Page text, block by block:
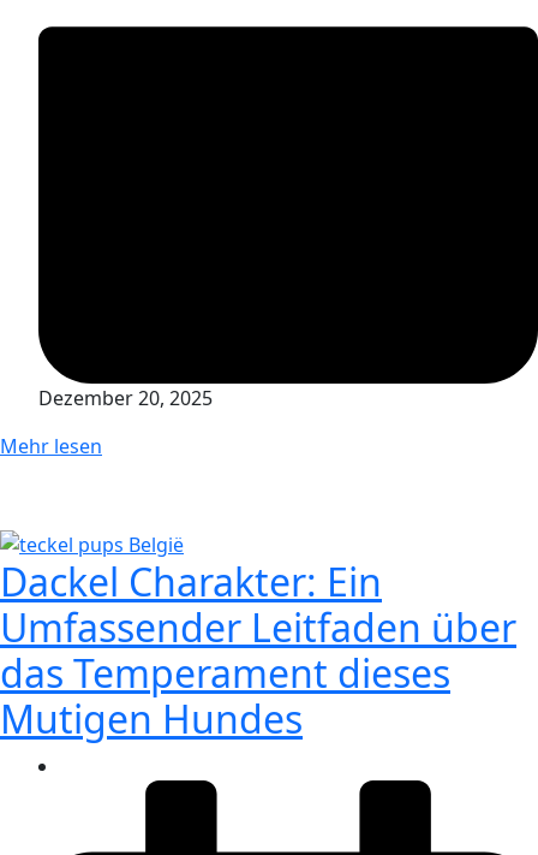
Dezember 20, 2025
Mehr lesen
Dackel Charakter: Ein
Umfassender Leitfaden über
das Temperament dieses
Mutigen Hundes